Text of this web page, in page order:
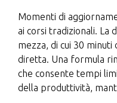
Momenti di
ai corsi tradizionali. La
mezza, di cui 30
diretta. Una formula
che consente tempi
della produttività,